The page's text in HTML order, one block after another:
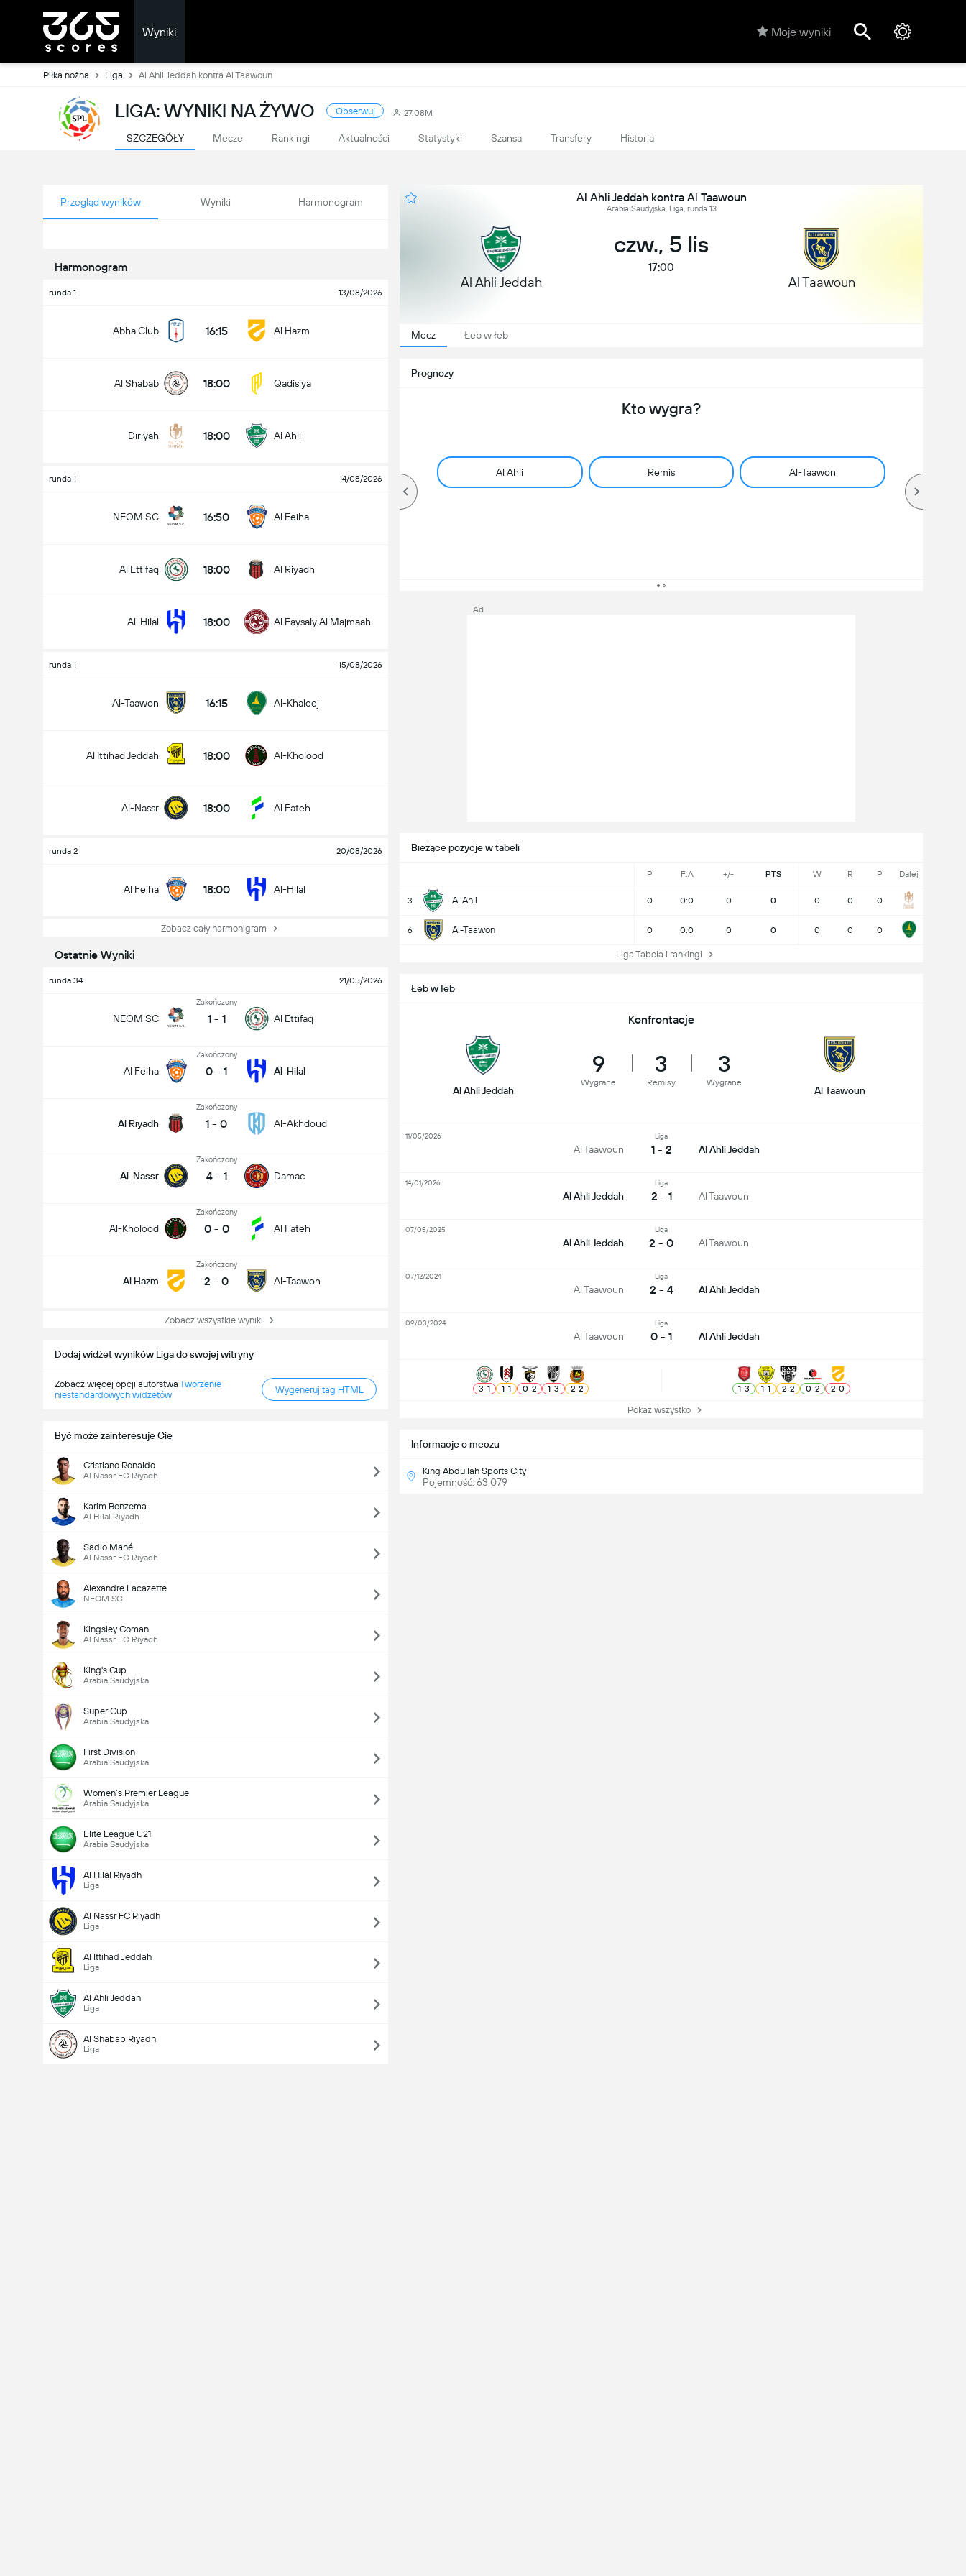
Wyniki Moje wyniki
Piłka nożna Liga Al Ahli Jeddah kontra Al Taawoun
LIGA: WYNIKI NA ŻYWO Obserwuj 27.08M
SZCZEGÓŁY Mecze Rankingi Aktualności Statystyki Szansa Transfery Historia
Przegląd wyników Wyniki Harmonogram
Harmonogram
runda 1 13/08/2026
Abha Club 16:15 Al Hazm
Al Shabab 18:00 Qadisiya
Diriyah 18:00 Al Ahli
runda 1 14/08/2026
NEOM SC 16:50 Al Feiha
Al Ettifaq 18:00 Al Riyadh
Al-Hilal 18:00 Al Faysaly Al Majmaah
runda 1 15/08/2026
Al-Taawon 16:15 Al-Khaleej
Al Ittihad Jeddah 18:00 Al-Kholood
Al-Nassr 18:00 Al Fateh
runda 2 20/08/2026
Al Feiha 18:00 Al-Hilal
Zobacz cały harmonigram
Ostatnie Wyniki
runda 34 21/05/2026
NEOM SC
Zakończony
1 - 1 Al Ettifaq
Al Feiha
Zakończony
0 - 1 Al-Hilal
Al Riyadh
Zakończony
1 - 0 Al-Akhdoud
Al-Nassr
Zakończony
4 - 1 Damac
Al-Kholood
Zakończony
0 - 0 Al Fateh
Al Hazm
Zakończony
2 - 0 Al-Taawon
Zobacz wszystkie wyniki
Dodaj widżet wyników Liga do swojej witryny
Zobacz więcej opcji autorstwa Tworzenie
niestandardowych widżetów
Wygeneruj tag HTML
Być może zainteresuje Cię
Cristiano Ronaldo
Al Nassr FC Riyadh
Karim Benzema
Al Hilal Riyadh
Sadio Mané
Al Nassr FC Riyadh
Alexandre Lacazette
NEOM SC
Kingsley Coman
Al Nassr FC Riyadh
King's Cup
Arabia Saudyjska
Super Cup
Arabia Saudyjska
First Division
Arabia Saudyjska
Women’s Premier League
Arabia Saudyjska
Elite League U21
Arabia Saudyjska
Al Hilal Riyadh
Liga
Al Nassr FC Riyadh
Liga
Al Ittihad Jeddah
Liga
Al Ahli Jeddah
Liga
Al Shabab Riyadh
Liga
Al Ahli Jeddah kontra Al Taawoun
Arabia Saudyjska, Liga, runda 13
Al Ahli Jeddah
czw., 5 lis
17:00
Al Taawoun
Mecz Łeb w łeb
Prognozy
Kto wygra?
Al Ahli Remis Al-Taawon
Bieżące pozycje w tabeli
P F:A +/- PTS W R P Dalej
3 Al Ahli 0 0:0 0 0 0 0 0
6 Al-Taawon 0 0:0 0 0 0 0 0
Liga Tabela i rankingi
Informacje o meczu
King Abdullah Sports City
Pojemność: 63,079
Łeb w łeb
Konfrontacje
Al Ahli Jeddah
9
Wygrane
3
Remisy
3
Wygrane
Al Taawoun
Al Taawoun
Liga
1 - 2 Al Ahli Jeddah
11/05/2026
Al Ahli Jeddah
Liga
2 - 1 Al Taawoun
14/01/2026
Al Ahli Jeddah
Liga
2 - 0 Al Taawoun
07/05/2025
Al Taawoun
Liga
2 - 4 Al Ahli Jeddah
07/12/2024
Al Taawoun
Liga
0 - 1 Al Ahli Jeddah
09/03/2024
3-1 1-1 0-2 1-3 2-2 1-3 1-1 2-2 0-2 2-0
Pokaż wszystko
Ad